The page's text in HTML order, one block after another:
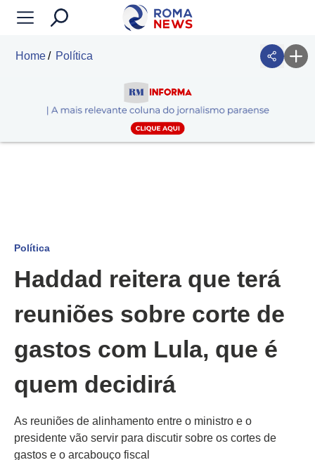
Home Política
Política
Haddad reitera que terá
reuniões sobre corte de
gastos com Lula, que é
quem decidirá
As reuniões de alinhamento entre o ministro e o
presidente vão servir para discutir sobre os cortes de
gastos e o arcabouço fiscal